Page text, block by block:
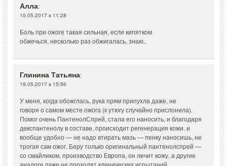
Алла:
10.05.2017 в 11:28
Боль при ожоге такая сильная, если кипятком
обжечься, несколько раз обжигалась, знаю..
Глинина Татьяна:
19.05.2017 в 15:56
У меня, когда обожглась, рука прям припухла даже, не
говоря о самом месте ожога (к утюгу случайно прислонила).
Помог очень ПантенолСпрей, стала его наносить, и благодаря
декспантенолу в составе, происходит регенерация кожи. и
вообще удобно — не надо втирать мазь — пенку наносишь, не
трогая сам ожог. Беру только оригинальный пантенолспрей —
со смайликом, производство Европа, он лечит кожу, а другие
аналоги даже не проходят клинических испытаний.